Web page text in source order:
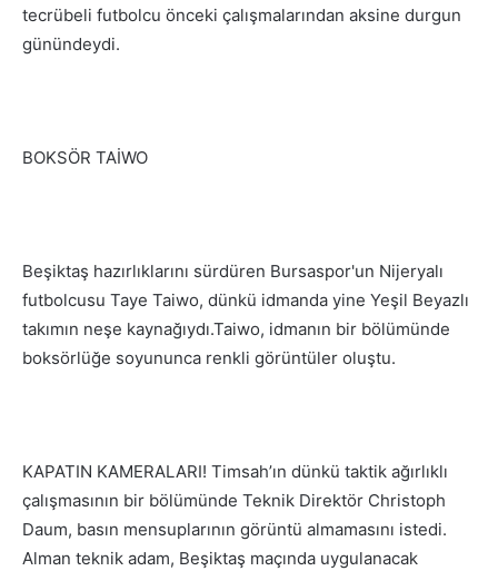
tecrübeli futbolcu önceki çalışmalarından aksine durgun
günündeydi.
BOKSÖR TAİWO
Beşiktaş hazırlıklarını sürdüren Bursaspor'un Nijeryalı
futbolcusu Taye Taiwo, dünkü idmanda yine Yeşil Beyazlı
takımın neşe kaynağıydı.Taiwo, idmanın bir bölümünde
boksörlüğe soyununca renkli görüntüler oluştu.
KAPATIN KAMERALARI! Timsah’ın dünkü taktik ağırlıklı
çalışmasının bir bölümünde Teknik Direktör Christoph
Daum, basın mensuplarının görüntü almamasını istedi.
Alman teknik adam, Beşiktaş maçında uygulanacak